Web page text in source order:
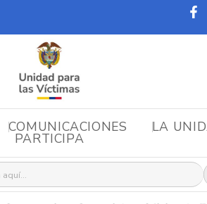
COMUNICACIONES LA
PARTICIPA